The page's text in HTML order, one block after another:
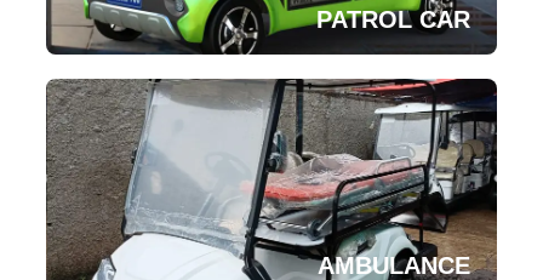
PATROL CAR
AMBULANCE